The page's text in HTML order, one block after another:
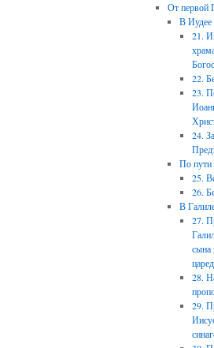
От первой
В Иудее
21.
22.
23.
24.
По пути
25.
26.
В
27.
сына
28.
29.